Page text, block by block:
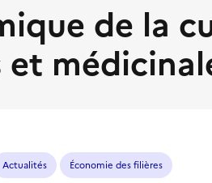
de la
Actualités Économie des filières